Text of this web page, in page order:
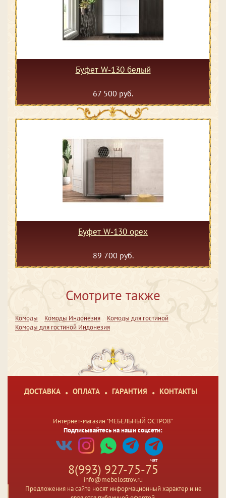
Буфет W-130 белый
67 500 руб.
Буфет W-130 орех
89 700 руб.
Смотрите также
Комоды Комоды Индонезия
Комоды для гостиной
Комоды для гостиной Индонезия
ДОСТАВКА ОПЛАТА ГАРАНТИЯ КОНТАКТЫ
Интернет-магазин "МЕБЕЛЬНЫЙ ОСТРОВ"
Подписывайтесь на наши соцсети:
чат
8(993) 927-75-75
info@mebelostrov.ru
Предложения на сайте носят информационный характер и не